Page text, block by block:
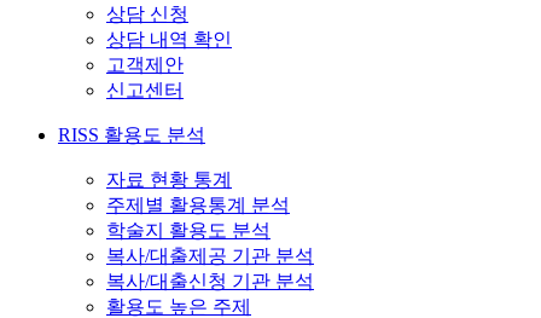
상담 신청
상담 내역 확인
고객제안
신고센터
RISS 활용도 분석
자료 현황 통계
주제별 활용통계 분석
학술지 활용도 분석
복사/대출제공 기관 분석
복사/대출신청 기관 분석
활용도 높은 주제